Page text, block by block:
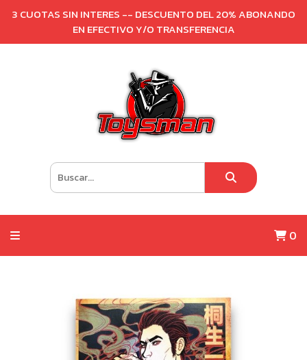
3 CUOTAS SIN INTERES -- DESCUENTO DEL 20% ABONANDO
EN EFECTIVO Y/O TRANSFERENCIA
0